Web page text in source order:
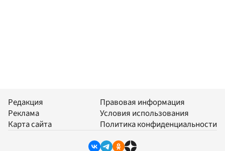
Редакция
Реклама
Карта сайта
Правовая информация
Условия использования
Политика конфиденциальности